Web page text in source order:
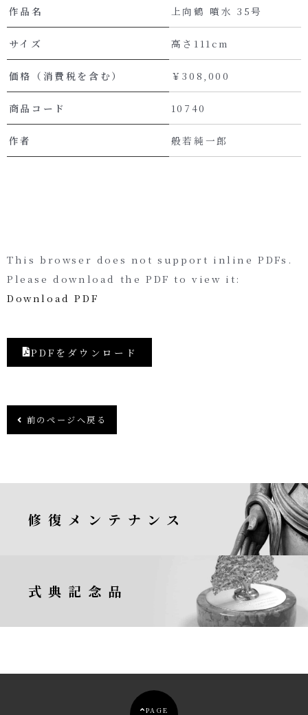
作品名 上向鶴 噴水 35号
サイズ 高さ111cm
価格（消費税を含む） ￥308,000
商品コード 10740
作者 般若純一郎
This browser does not support inline PDFs.
Please download the PDF to view it:
Download PDF
PDFをダウンロード
前のページへ戻る
修復メンテナンス
式典記念品
PAGE